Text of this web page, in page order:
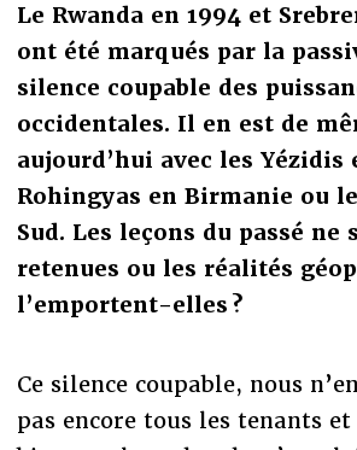
Le Rwanda en 1994 et
ont été marqués par la
silence coupable des
occidentales. Il en est de
aujourd’hui avec les Yézidis
Rohingyas en Birmanie ou
Sud. Les leçons du passé
retenues ou les réalités
l’emportent-elles ?
Ce silence coupable, nous
pas encore tous les tenants